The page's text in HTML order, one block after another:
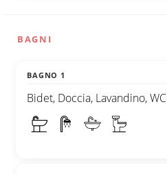
BAGNI
BAGNO 1
Bidet, Doccia, Lavandino, WC